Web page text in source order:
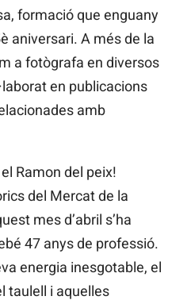
formació que enguany
aniversari. A més de la
a fotògrafa en diversos
en publicacions
amb
Ramon del peix!
del Mercat de la
mes d’abril s’ha
47 anys de professió.
energia inesgotable, el
taulell i aquelles